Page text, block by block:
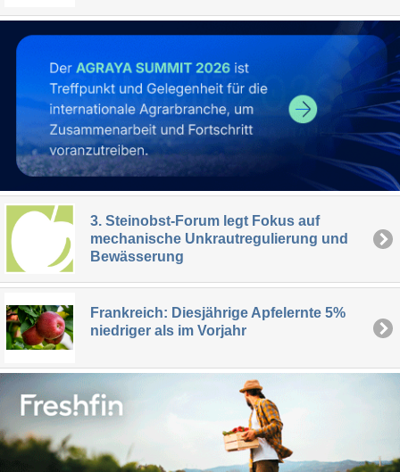
3. Steinobst-Forum legt Fokus auf
mechanische Unkrautregulierung und
Bewässerung
Frankreich: Diesjährige Apfelernte 5%
niedriger als im Vorjahr